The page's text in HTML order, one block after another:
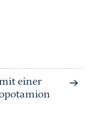
einer